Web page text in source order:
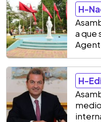
H-
a que
H-